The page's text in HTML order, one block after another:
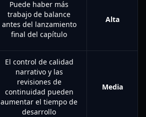
Puede haber más
trabajo de balance
antes del lanzamiento
final del capítulo
Alta
El control de calidad
narrativo y las
revisiones de
continuidad pueden
aumentar el tiempo de
desarrollo
Media